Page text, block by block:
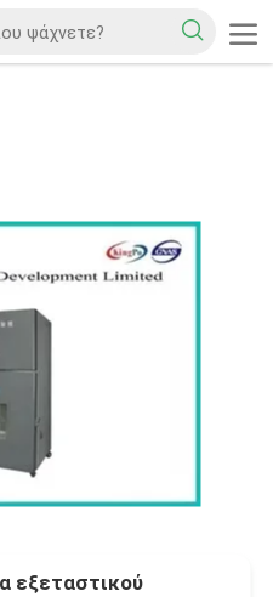
εξεταστικού